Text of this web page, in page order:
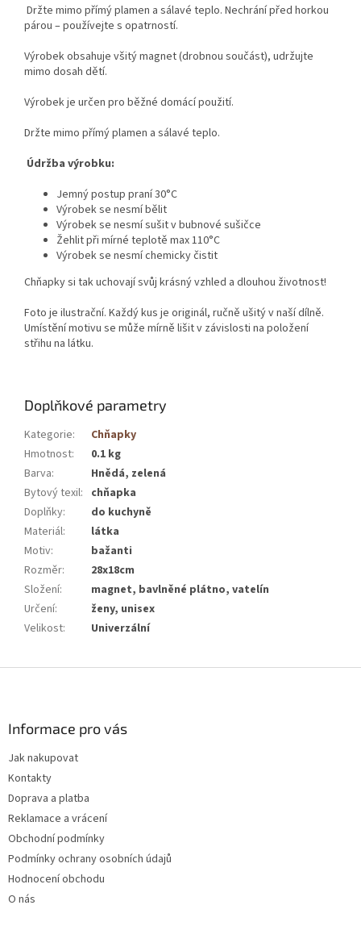
Držte mimo přímý plamen a sálavé teplo. Nechrání před horkou
párou – používejte s opatrností.
Výrobek obsahuje všitý magnet (drobnou součást), udržujte
mimo dosah dětí.
Výrobek je určen pro běžné domácí použití.
Držte mimo přímý plamen a sálavé teplo.
Údržba výrobku:
Jemný postup praní 30°C
Výrobek se nesmí bělit
Výrobek se nesmí sušit v bubnové sušičce
Žehlit při mírné teplotě max 110°C
Výrobek se nesmí chemicky čistit
Chňapky si tak uchovají svůj krásný vzhled a dlouhou životnost!
Foto je ilustrační. Každý kus je originál, ručně ušitý v naší dílně.
Umístění motivu se může mírně lišit v závislosti na položení
střihu na látku.
Doplňkové parametry
Kategorie:
Chňapky
Hmotnost:
0.1 kg
Barva:
Hnědá, zelená
Bytový texil: chňapka
Doplňky:
do kuchyně
Materiál:
látka
Motiv:
bažanti
Rozměr:
28x18cm
Složení:
magnet, bavlněné plátno, vatelín
Určení:
ženy, unisex
Velikost: Univerzální
Informace pro vás
Jak nakupovat
Kontakty
Doprava a platba
Reklamace a vrácení
Obchodní podmínky
Podmínky ochrany osobních údajů
Hodnocení obchodu
O nás